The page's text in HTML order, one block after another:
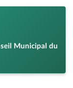
Municipal du